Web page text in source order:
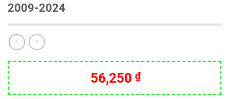
2009-2024
Giá
gốc
56,250 ₫Giá
hiện